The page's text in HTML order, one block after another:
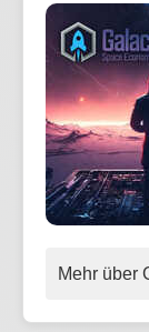
Mehr über